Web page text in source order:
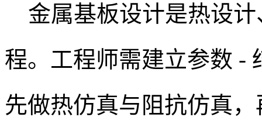
金属基板设计是热设计
程。工程师需建立参数 -
先做热仿真与阻抗仿真